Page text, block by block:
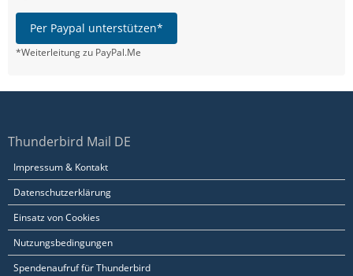
Per Paypal unterstützen*
*Weiterleitung zu PayPal.Me
Thunderbird Mail DE
Impressum & Kontakt
Datenschutzerklärung
Einsatz von Cookies
Nutzungsbedingungen
Spendenaufruf für Thunderbird